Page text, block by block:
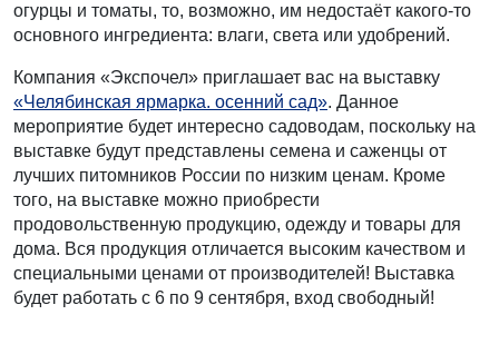
огурцы и томаты, то, возможно, им недостаёт какого-то
основного ингредиента: влаги, света или удобрений.
Компания «Экспочел» приглашает вас на выставку
«Челябинская ярмарка. осенний сад». Данное
мероприятие будет интересно садоводам, поскольку на
выставке будут представлены семена и саженцы от
лучших питомников России по низким ценам. Кроме
того, на выставке можно приобрести
продовольственную продукцию, одежду и товары для
дома. Вся продукция отличается высоким качеством и
специальными ценами от производителей! Выставка
будет работать с 6 по 9 сентября, вход свободный!